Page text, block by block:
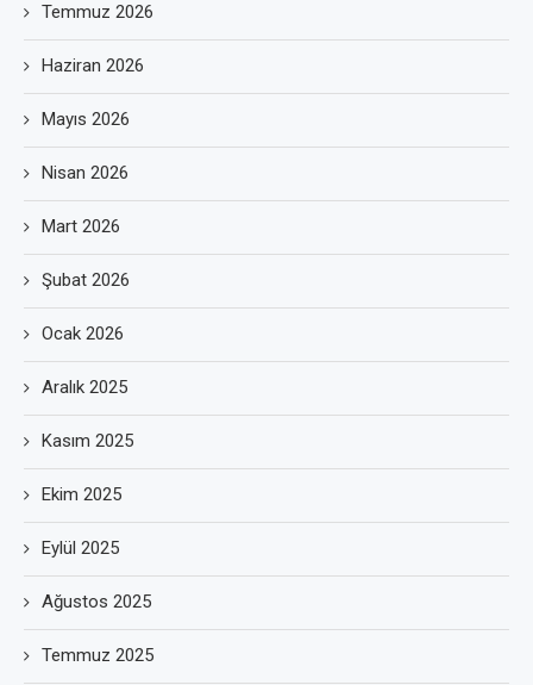
Temmuz 2026
Haziran 2026
Mayıs 2026
Nisan 2026
Mart 2026
Şubat 2026
Ocak 2026
Aralık 2025
Kasım 2025
Ekim 2025
Eylül 2025
Ağustos 2025
Temmuz 2025